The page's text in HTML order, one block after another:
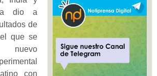
dio a
de
que se
nuevo
con